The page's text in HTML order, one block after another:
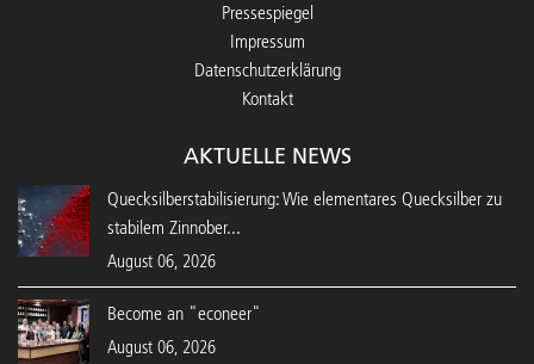
Pressespiegel
Impressum
Datenschutzerklärung
Kontakt
AKTUELLE NEWS
Quecksilberstabilisierung: Wie elementares Quecksilber zu
stabilem Zinnober...
August 06, 2026
Become an "econeer"
August 06, 2026